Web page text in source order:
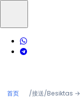
首页 /接送/Besiktas →